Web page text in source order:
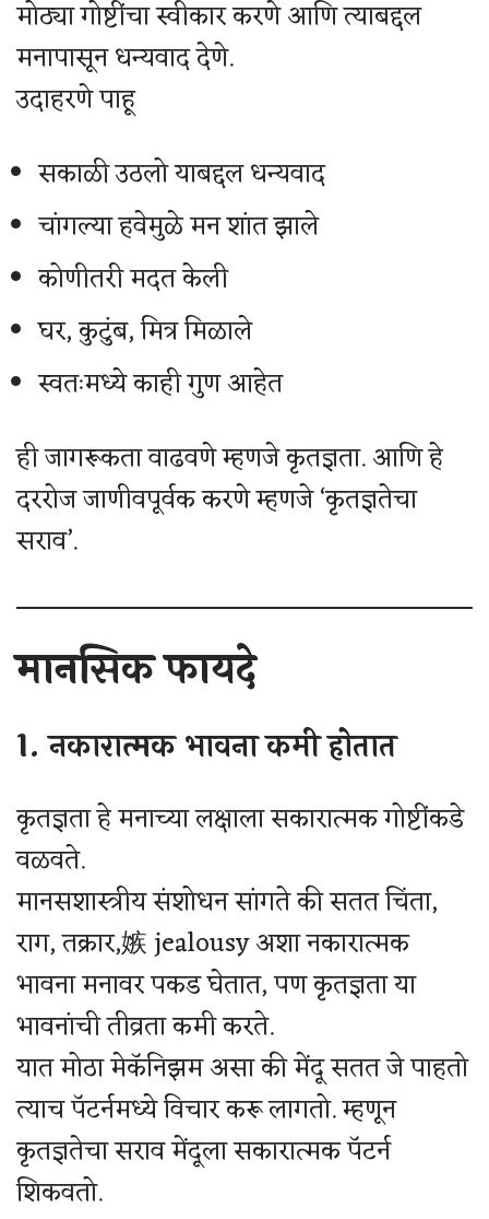
मोठ्या गोष्टींचा स्वीकार करणे आणि त्याबद्दल
मनापासून धन्यवाद देणे.
उदाहरणे पाहू
सकाळी उठलो याबद्दल धन्यवाद
चांगल्या हवेमुळे मन शांत झाले
कोणीतरी मदत केली
घर, कुटुंब, मित्र मिळाले
स्वतःमध्ये काही गुण आहेत
ही जागरूकता वाढवणे म्हणजे कृतज्ञता. आणि हे
दररोज जाणीवपूर्वक करणे म्हणजे ‘कृतज्ञतेचा
सराव’.
मानसिक फायदे
1. नकारात्मक भावना कमी होतात
कृतज्ञता हे मनाच्या लक्षाला सकारात्मक गोष्टींकडे
वळवते.
मानसशास्त्रीय संशोधन सांगते की सतत चिंता,
राग, तक्रार,嫉 jealousy अशा नकारात्मक
भावना मनावर पकड घेतात, पण कृतज्ञता या
भावनांची तीव्रता कमी करते.
यात मोठा मेकॅनिझम असा की मेंदू सतत जे पाहतो
त्याच पॅटर्नमध्ये विचार करू लागतो. म्हणून
कृतज्ञतेचा सराव मेंदूला सकारात्मक पॅटर्न
शिकवतो.